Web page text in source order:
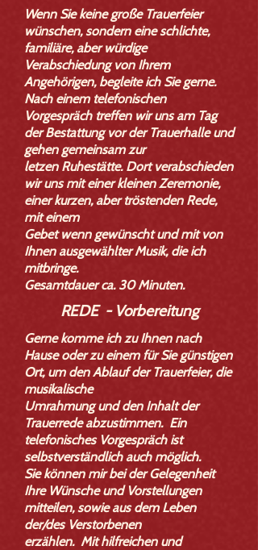
Wenn Sie keine große Trauerfeier
wünschen, sondern eine schlichte,
familiäre, aber würdige
Verabschiedung von Ihrem
Angehörigen, begleite ich Sie gerne.
Nach einem telefonischen
Vorgespräch treffen wir uns am T​ag
der Bestattung vor der Trauerhalle und
gehen gemeinsam zur
letzen Ruhestätte. Dort verabschieden
wir uns mit einer kleinen Zeremonie,
einer kurzen, aber tröstenden Rede,
mit einem
Gebet wenn gewünscht und mit von
Ihnen ausgewählter Musik, die ich
mitbringe.
Gesamtdauer ca. 30 Minuten.
REDE - Vorbereitung
Gerne komme ich zu Ihnen nach
Hause oder zu einem für Sie günstigen
Ort, um den Ablauf der Trauerfeier, die
musikalische
Umrahmung und den Inhalt der
Trauerrede abzustimmen. Ein
telefonisches Vorgespräch ist
selbstverständlich auch möglich.
Sie können mir bei der Gelegenheit
Ihre Wünsche und Vorstellungen
mitteilen, sowie aus dem Leben
der/des Verstorbenen
erzählen. Mit hilfreichen und